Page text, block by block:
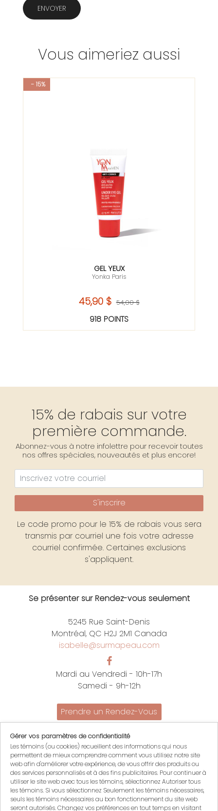
ENVOYER
Vous aimeriez aussi
- 15%
GEL YEUX
Yonka Paris
45,90 $ 54,00 $
918 POINTS
15% de rabais sur votre
première commande.
Abonnez-vous à notre infolettre pour recevoir toutes
nos offres spéciales, nouveautés et plus encore!
S'inscrire
Le code promo pour le 15% de rabais vous sera
transmis par courriel une fois votre adresse
courriel confirmée. Certaines exclusions
s'appliquent.
Se présenter sur Rendez-vous seulement
5245 Rue Saint-Denis
Montréal, QC H2J 2M1 Canada
isabelle@surmapeau.com
Mardi au Vendredi - 10h-17h
Samedi - 9h-12h
Prendre un Rendez-Vous
Promotions
Nous joindre
Politiques
English
Mon compte
Mon panier
Se connecter
Gérer vos paramètres de confidentialité
Les témoins (ou cookies) recueillent des informations qui nous
permettent de mieux comprendre comment vous utilisez notre site
web afin d'améliorer votre expérience, de vous offrir des produits ou
des services personnalisés et à des fins publicitaires. Pour continuer à
utiliser le site web avec tous les témoins, sélectionnez Autoriser tous
les témoins. Si vous sélectionnez Seulement les témoins nécessaires,
seuls les témoins nécessaires au bon fonctionnement du site web
seront autorisés. Changez vos préférences en tout temps en visitant